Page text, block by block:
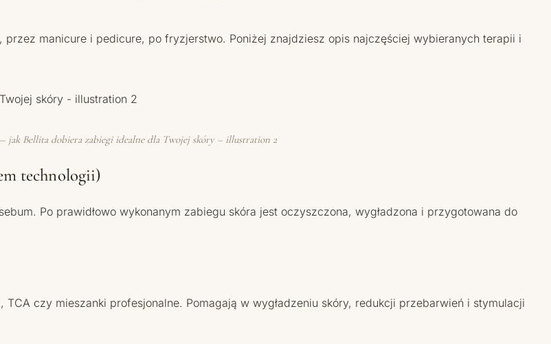
manicure i pedicure, po fryzjerstwo. Poniżej znajdziesz opis najczęściej wybieranych terapii i
jak Bellita dobiera zabiegi idealne dla Twojej skóry – illustration 2
technologii)
Po prawidłowo wykonanym zabiegu skóra jest oczyszczona, wygładzona i przygotowana do
czy mieszanki profesjonalne. Pomagają w wygładzeniu skóry, redukcji przebarwień i stymulacji